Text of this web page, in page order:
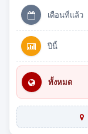
เดือนที่แล้ว
ปีนี้
ทั้งหมด